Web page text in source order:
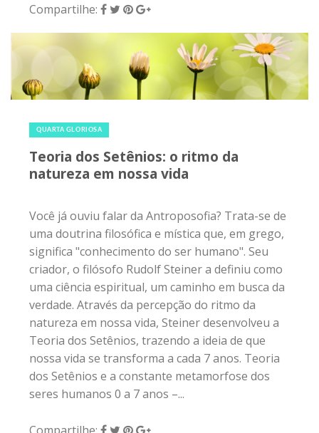
Compartilhe:
QUARTA GLORIOSA
Teoria dos Setênios: o ritmo da
natureza em nossa vida
Você já ouviu falar da Antroposofia? Trata-se de
uma doutrina filosófica e mística que, em grego,
significa "conhecimento do ser humano". Seu
criador, o filósofo Rudolf Steiner a definiu como
uma ciência espiritual, um caminho em busca da
verdade. Através da percepção do ritmo da
natureza em nossa vida, Steiner desenvolveu a
Teoria dos Setênios, trazendo a ideia de que
nossa vida se transforma a cada 7 anos. Teoria
dos Setênios e a constante metamorfose dos
seres humanos 0 a 7 anos –...